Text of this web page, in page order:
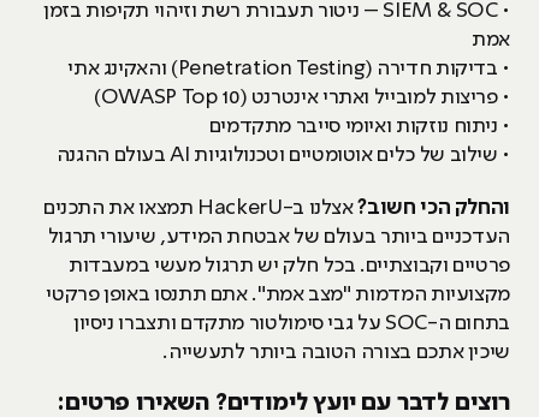
• SIEM & SOC – ניטור תעבורת רשת וזיהוי תקיפות בזמן
אמת
• בדיקות חדירה (Penetration Testing) והאקינג אתי
• פריצות למובייל ואתרי אינטרנט (OWASP Top 10)
• ניתוח נוזקות ואיומי סייבר מתקדמים
• שילוב של כלים אוטומטיים וטכנולוגיות AI בעולם ההגנה
והחלק הכי חשוב?
אצלנו ב-HackerU תמצאו את התכנים
העדכניים ביותר בעולם של אבטחת המידע, שיעורי תרגול
פרטיים וקבוצתיים. בכל חלק יש תרגול מעשי במעבדות
מקצועיות המדמות "מצב אמת". אתם תתנסו באופן פרקטי
בתחום ה-SOC על גבי סימולטור מתקדם ותצברו ניסיון
שיכין אתכם בצורה הטובה ביותר לתעשייה.
רוצים לדבר עם יועץ לימודים? השאירו פרטים: